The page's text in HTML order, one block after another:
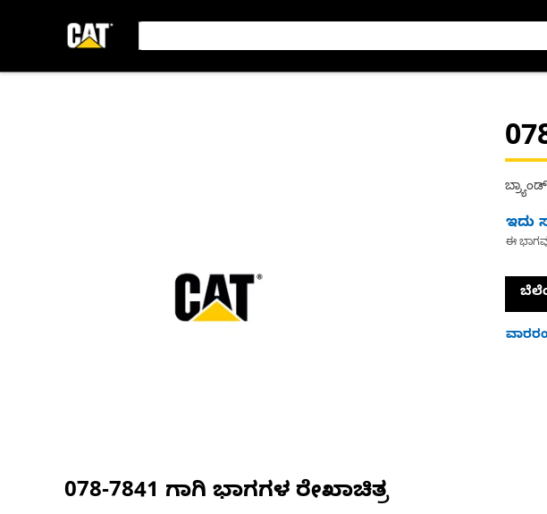
ಇದು
ಈ
078-7841 ಗಾಗಿ ಭಾಗಗಳ ರೇಖಾಚಿತ್ರ